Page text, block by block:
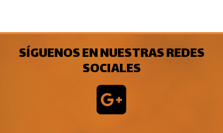
SÍGUENOS EN NUESTRAS REDES
SOCIALES